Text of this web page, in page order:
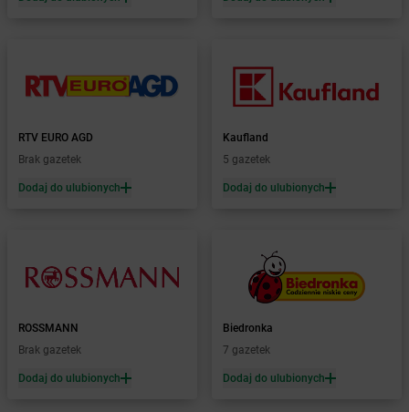
Żabka Bieżuń
Żabka Biórków Mały
Żabka Biskupice
Żabka Biskupów
Żabka Blachownia
Żabka Błażejewo
Żabka Blok Dobryszyce
Żabka Błonie
Żabka Bobolin
Żabka Bobowa
Żabka Bobrek
RTV EURO AGD
Brak gazetek
Dodaj do ulubionych
Kaufland
5 gazetek
Dodaj do ulubionych
ROSSMANN
Brak gazetek
Dodaj do ulubionych
Biedronka
7 gazetek
Dodaj do ulubionych